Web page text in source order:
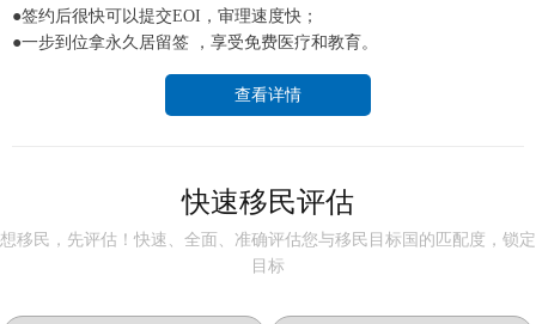
●签约后很快可以提交EOI，审理速度快；
●一步到位拿永久居留签 ，享受免费医疗和教育。
查看详情
快速移民评估
想移民，先评估！快速、全面、准确评估您与移民目标国的匹配度，锁定
目标